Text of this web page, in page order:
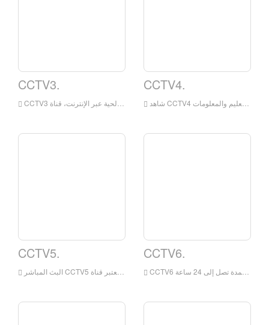
CCTV3. CCTV4.
CCTV5. CCTV6.